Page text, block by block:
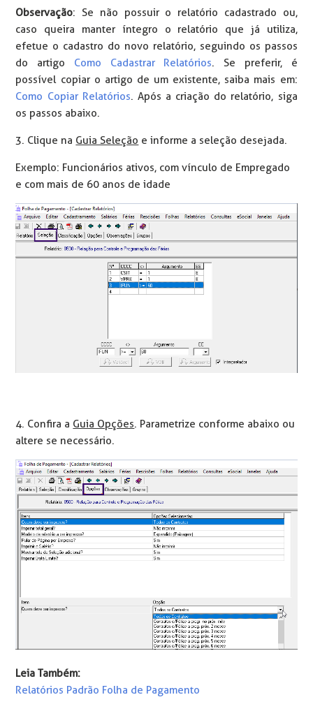
Observação: Se não possuir o relatório cadastrado ou,
caso queira manter íntegro o relatório que já utiliza,
efetue o cadastro do novo relatório, seguindo os passos
do artigo Como Cadastrar Relatórios. Se preferir, é
possível copiar o artigo de um existente, saiba mais em:
Como Copiar Relatórios. Após a criação do relatório, siga
os passos abaixo.
3. Clique na Guia Seleção e informe a seleção desejada.
Exemplo: Funcionários ativos, com vínculo de Empregado
e com mais de 60 anos de idade
4. Confira a Guia Opções. Parametrize conforme abaixo ou
altere se necessário.
Leia Também:
Relatórios Padrão Folha de Pagamento